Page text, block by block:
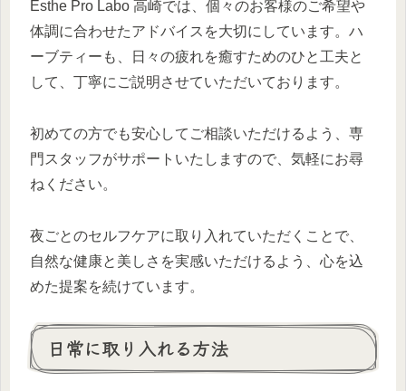
Esthe Pro Labo 高崎では、個々のお客様のご希望や
体調に合わせたアドバイスを大切にしています。ハ
ーブティーも、日々の疲れを癒すためのひと工夫と
して、丁寧にご説明させていただいております。
初めての方でも安心してご相談いただけるよう、専
門スタッフがサポートいたしますので、気軽にお尋
ねください。
夜ごとのセルフケアに取り入れていただくことで、
自然な健康と美しさを実感いただけるよう、心を込
めた提案を続けています。
日常に取り入れる方法